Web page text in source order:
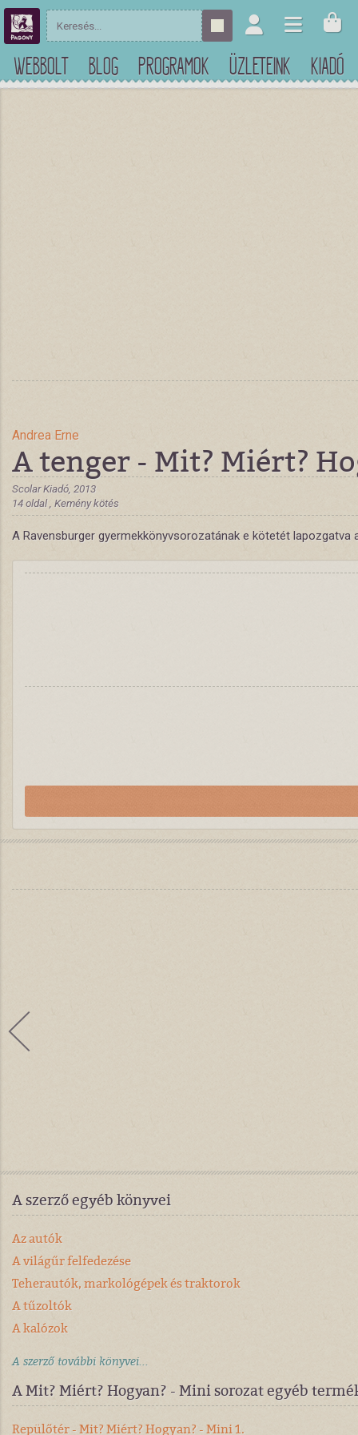
WEBBOLT BLOG PROGRAMOK ÜZLETEINK KIADÓ
Andrea Erne
A tenger - Mit? Miért?
Scolar Kiadó, 2013
14 oldal , Kemény kötés
A Ravensburger gyermekkönyvsorozatának e kötetét
A szerző egyéb könyvei
Az autók
A világűr felfedezése
Teherautók, markológépek és traktorok
A tűzoltók
A kalózok
A szerző további könyvei...
A Mit? Miért? Hogyan? - Mini sorozat egyéb
Repülőtér - Mit? Miért? Hogyan? - Mini 1.